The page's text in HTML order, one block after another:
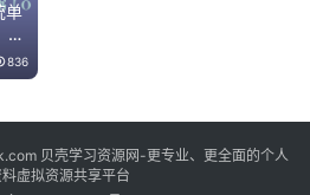
单
第
音
836
贝壳学习资源网-更专业、更全面的个人
虚拟资源共享平台